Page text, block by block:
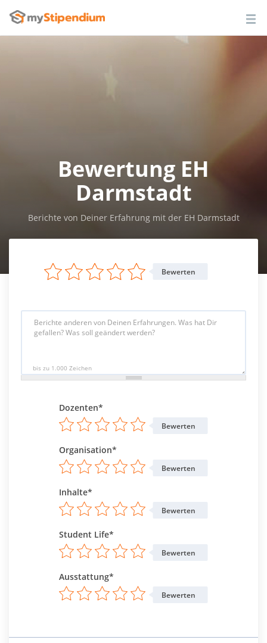
Bewertung EH
Darmstadt
Berichte von Deiner Erfahrung mit der EH Darmstadt
Bewerten
bis zu 1.000 Zeichen
Dozenten*
Bewerten
Organisation*
Bewerten
Inhalte*
Bewerten
Student Life*
Bewerten
Ausstattung*
Bewerten